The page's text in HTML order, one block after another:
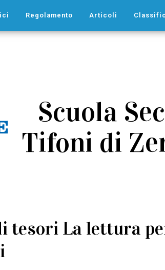
Regolamento Articoli
Scuola
Tifoni di
tesori La lettura